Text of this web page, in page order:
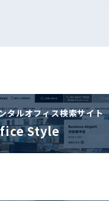
タルオフィス検索サイト
Style